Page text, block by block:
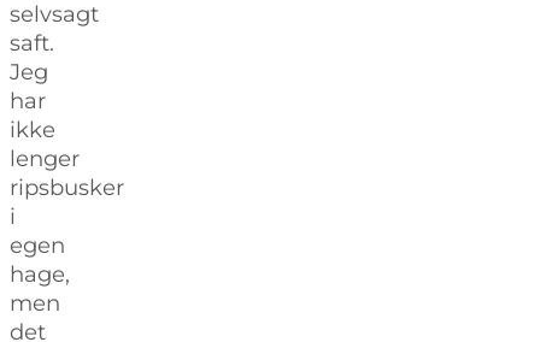
selvsagt
saft.
Jeg
har
ikke
lenger
ripsbusker
i
egen
hage,
men
det